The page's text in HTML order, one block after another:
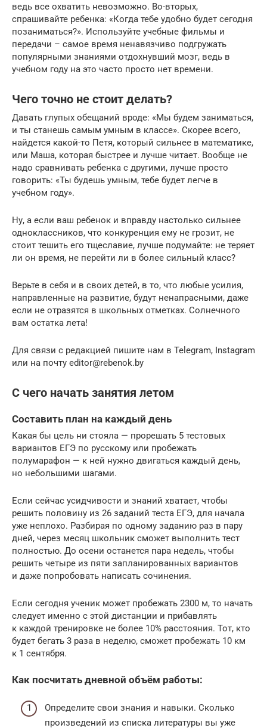
ведь все охватить невозможно. Во-вторых,
спрашивайте ребенка: «Когда тебе удобно будет сегодня
позаниматься?». Используйте учебные фильмы и
передачи – самое время ненавязчиво подгружать
популярными знаниями отдохнувший мозг, ведь в
учебном году на это часто просто нет времени.
Чего точно не стоит делать?
Давать глупых обещаний вроде: «Мы будем заниматься,
и ты станешь самым умным в классе». Скорее всего,
найдется какой-то Петя, который сильнее в математике,
или Маша, которая быстрее и лучше читает. Вообще не
надо сравнивать ребенка с другими, лучше просто
говорить: «Ты будешь умным, тебе будет легче в
учебном году».
Ну, а если ваш ребенок и вправду настолько сильнее
одноклассников, что конкуренция ему не грозит, не
стоит тешить его тщеславие, лучше подумайте: не теряет
ли он время, не перейти ли в более сильный класс?
Верьте в себя и в своих детей, в то, что любые усилия,
направленные на развитие, будут ненапрасными, даже
если не отразятся в школьных отметках. Солнечного
вам остатка лета!
Для связи с редакцией пишите нам в Telegram, Instagram
или на почту editor@rebenok.by
С чего начать занятия летом
Составить план на каждый день
Какая бы цель ни стояла — прорешать 5 тестовых
вариантов ЕГЭ по русскому или пробежать
полумарафон — к ней нужно двигаться каждый день,
но небольшими шагами.
Если сейчас усидчивости и знаний хватает, чтобы
решить половину из 26 заданий теста ЕГЭ, для начала
уже неплохо. Разбирая по одному заданию раз в пару
дней, через месяц школьник сможет выполнить тест
полностью. До осени останется пара недель, чтобы
решить четыре из пяти запланированных вариантов
и даже попробовать написать сочинения.
Если сегодня ученик может пробежать 2300 м, то начать
следует именно с этой дистанции и прибавлять
к каждой тренировке не более 10% расстояния. Тот, кто
будет бегать 3 раза в неделю, сможет пробежать 10 км
к 1 сентября.
Как посчитать дневной объём работы:
Определите свои знания и навыки. Сколько
произведений из списка литературы вы уже